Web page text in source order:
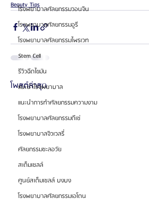
โรงพยาบาลศัลยกรรมวอนจิน
โรงพยาบาลศัลยกรรมอูรี
โรงพยาบาลศัลยกรรมไพรเวท
Stem Cell
รีวิวฉีดไขมัน
แนะนำโรงพยาบาล
แนะนำการทำศัลยกรรมความงาม
โรงพยาบาลศัลยกรรมดีเซ่
โรงพยาบาลจิวเวลรี่
ศัลยกรรมชะลอวัย
สเต็มเซลล์
ศูนย์สเต็มเซลล์ บงบง
โรงพยาบาลศัลยกรรมเอโตน
Beauty Tips
โพสต์ล่าสุด